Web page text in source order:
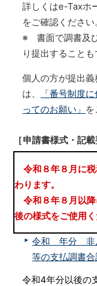
詳しくはe-Taxホ
をご確認ください
※ 書面で調書及
り提出することも
個人の方が提出
は、
「番号制度
ってのお願い」 を
［申請書様式・記載
令和８年８月に
わります。
令和８年８月以
後の様式をご使用く
令和 年分 非
等の支払調書合
令和4年分以後の